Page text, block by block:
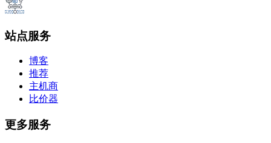
站点服务
博客
推荐
主机商
比价器
更多服务